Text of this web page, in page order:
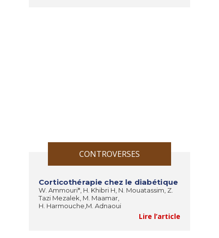
CONTROVERSES
Corticothérapie chez le diabétique
W. Ammouri*, H. Khibri H, N. Mouatassim, Z.
Tazi Mezalek, M. Maamar,
H. Harmouche,M. Adnaoui
Lire l’article